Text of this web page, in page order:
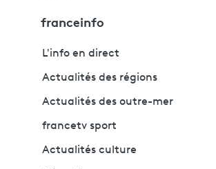
franceinfo
L'info en direct
Actualités des régions
Actualités des outre-mer
francetv sport
Actualités culture